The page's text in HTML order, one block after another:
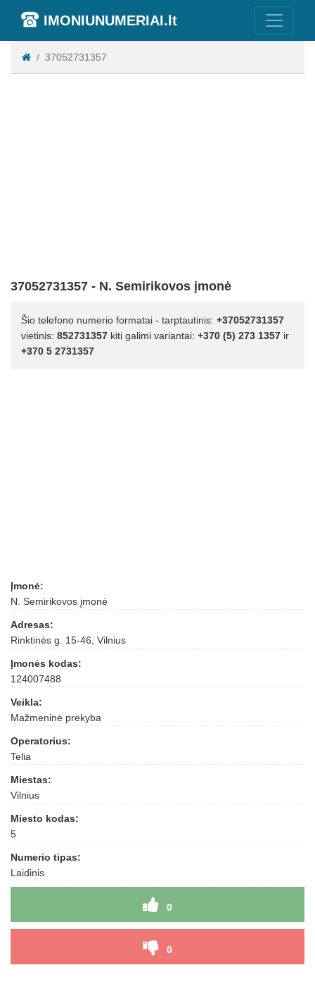
IMONIUNUMERIAI.lt
37052731357
37052731357 - N. Semirikovos įmonė
Šio telefono numerio formatai - tarptautinis: +37052731357
vietinis: 852731357 kiti galimi variantai: +370 (5) 273 1357 ir
+370 5 2731357
Įmonė:
N. Semirikovos įmonė
Adresas:
Rinktinės g. 15-46, Vilnius
Įmonės kodas:
124007488
Veikla:
Mažmeninė prekyba
Operatorius:
Telia
Miestas:
Vilnius
Miesto kodas:
5
Numerio tipas:
Laidinis
0
0